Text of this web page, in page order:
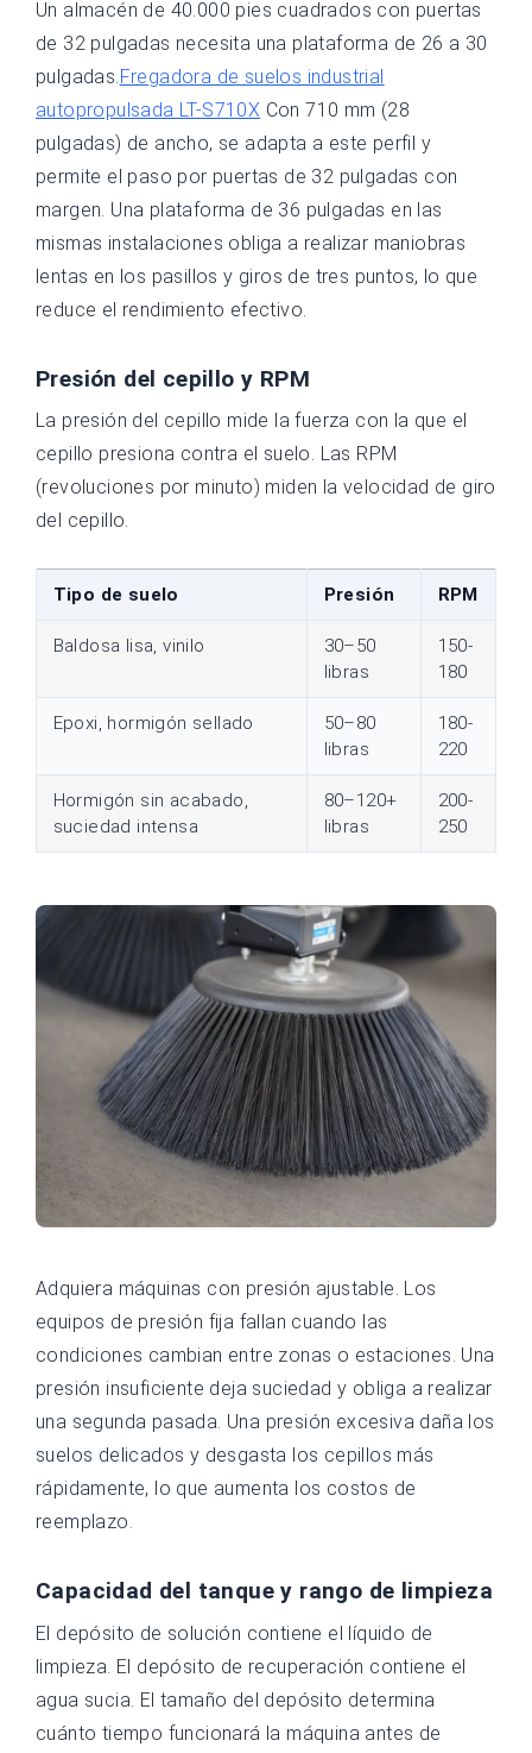
Un almacén de 40.000 pies cuadrados con puertas
de 32 pulgadas necesita una plataforma de 26 a 30
pulgadas.Fregadora de suelos industrial
autopropulsada LT-S710X Con 710 mm (28
pulgadas) de ancho, se adapta a este perfil y
permite el paso por puertas de 32 pulgadas con
margen. Una plataforma de 36 pulgadas en las
mismas instalaciones obliga a realizar maniobras
lentas en los pasillos y giros de tres puntos, lo que
reduce el rendimiento efectivo.
Presión del cepillo y RPM
La presión del cepillo mide la fuerza con la que el
cepillo presiona contra el suelo. Las RPM
(revoluciones por minuto) miden la velocidad de giro
del cepillo.
Tipo de suelo Presión RPM
Baldosa lisa, vinilo
30–50
libras
150-
180
Epoxi, hormigón sellado
50–80
libras
180-
220
Hormigón sin acabado,
suciedad intensa
80–120+
libras
200-
250
Adquiera máquinas con presión ajustable. Los
equipos de presión fija fallan cuando las
condiciones cambian entre zonas o estaciones. Una
presión insuficiente deja suciedad y obliga a realizar
una segunda pasada. Una presión excesiva daña los
suelos delicados y desgasta los cepillos más
rápidamente, lo que aumenta los costos de
reemplazo.
Capacidad del tanque y rango de limpieza
El depósito de solución contiene el líquido de
limpieza. El depósito de recuperación contiene el
agua sucia. El tamaño del depósito determina
cuánto tiempo funcionará la máquina antes de